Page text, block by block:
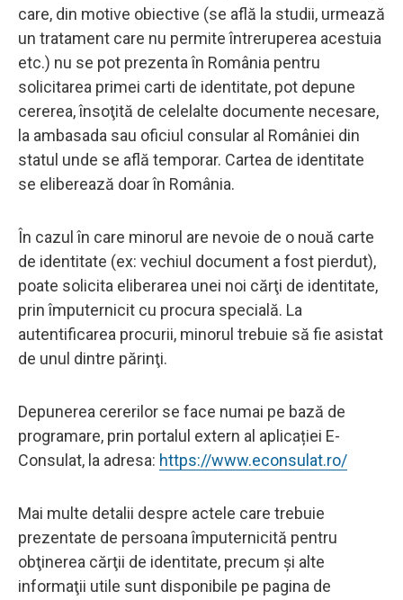
care, din motive obiective (se află la studii, urmează
un tratament care nu permite întreruperea acestuia
etc.) nu se pot prezenta în România pentru
solicitarea primei carti de identitate, pot depune
cererea, însoţită de celelalte documente necesare,
la ambasada sau oficiul consular al României din
statul unde se află temporar. Cartea de identitate
se eliberează doar în România.
În cazul în care minorul are nevoie de o nouă carte
de identitate (ex: vechiul document a fost pierdut),
poate solicita eliberarea unei noi cărţi de identitate,
prin împuternicit cu procura specială. La
autentificarea procurii, minorul trebuie să fie asistat
de unul dintre părinţi.
Depunerea cererilor se face numai pe bază de
programare, prin portalul extern al aplicației E-
Consulat, la adresa: https://www.econsulat.ro/
Mai multe detalii despre actele care trebuie
prezentate de persoana împuternicită pentru
obţinerea cărţii de identitate, precum şi alte
informaţii utile sunt disponibile pe pagina de